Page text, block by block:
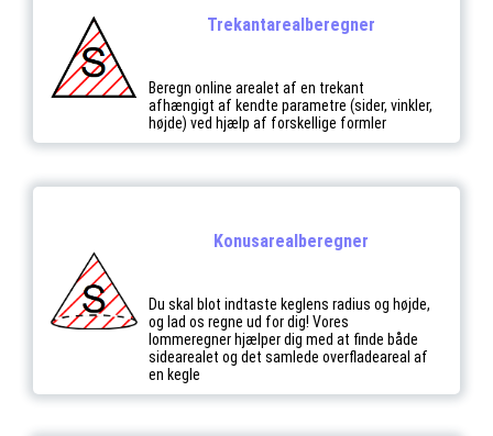
Trekantarealberegner
Beregn online arealet af en trekant
afhængigt af kendte parametre (sider, vinkler,
højde) ved hjælp af forskellige formler
Konusarealberegner
Du skal blot indtaste keglens radius og højde,
og lad os regne ud for dig! Vores
lommeregner hjælper dig med at finde både
sidearealet og det samlede overfladeareal af
en kegle